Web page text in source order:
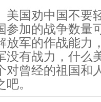
美国劝中国不要
参加的战争数量
放军的作战能力
没有战力，什么
对曾经的祖国和
。